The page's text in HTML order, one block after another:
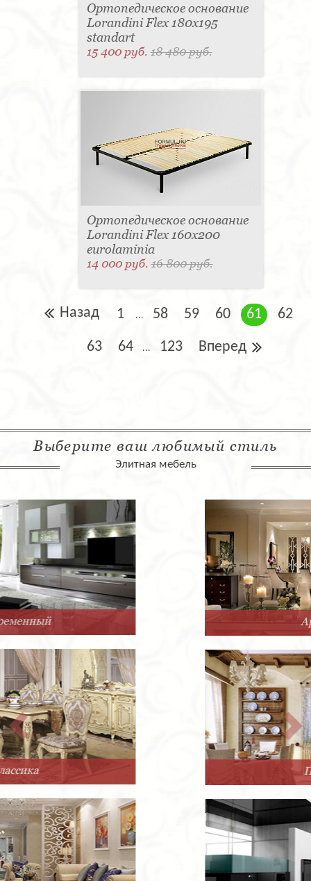
Ортопедическое основание
Lorandini Flex 180x195
standart
15 400 руб.18 480 руб.
Ортопедическое основание
Lorandini Flex 160x200
eurolaminia
14 000 руб.16 800 руб.
Назад 1 ... 58 59 60 61 62
63 64 ... 123 Вперед
Выберите ваш любимый стиль
Элитная мебель